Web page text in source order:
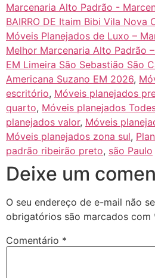
Marcenaria Alto Padrão -
BAIRRO DE Itaim Bibi Vila Nova
Móveis Planejados de Luxo –
Melhor Marcenaria Alto Padrão
EM Limeira São Sebastião São
Americana Suzano EM 2026,
escritório, Móveis planejados
quarto, Móveis planejados
planejados valor, Móveis
Móveis planejados zona sul,
padrão ribeirão preto, são Paulo
Deixe um
O seu endereço de e-mail não
obrigatórios são marcados com
Comentário *